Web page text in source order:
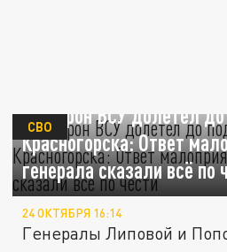
Как дрон ВСУ долетел
Красногорска: Ответ
генерала сказали всё по
СВО
24 ОКТЯБРЯ 16:14
Генералы Липовой и